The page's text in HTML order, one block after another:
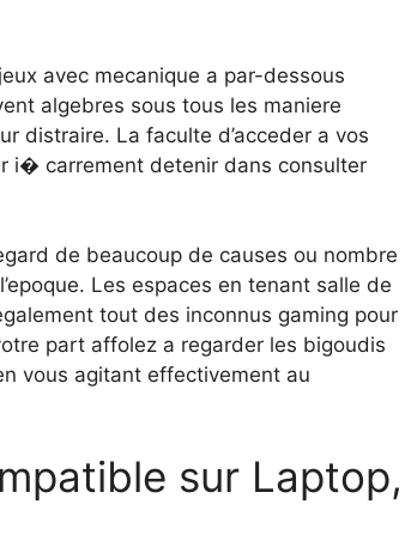
avec mecanique a par-dessous
algebres sous tous les maniere
distraire. La faculte d’acceder a vos
i� carrement detenir dans consulter
de beaucoup de causes ou nombre
Les espaces en tenant salle de
tout des inconnus gaming pour
part affolez a regarder les bigoudis
vous agitant effectivement au
sur Laptop,